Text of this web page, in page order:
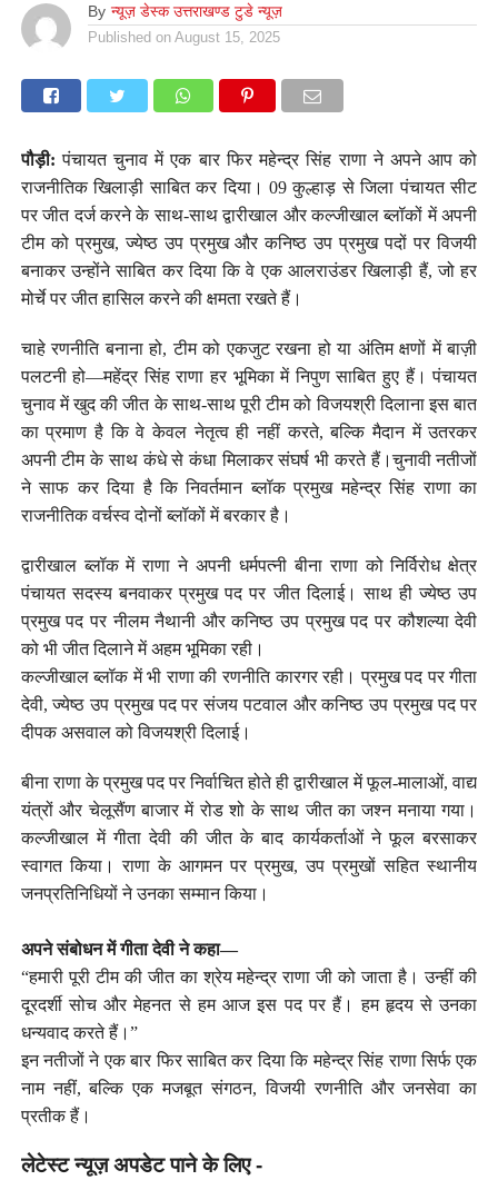
By न्यूज़ डेस्क उत्तराखण्ड टुडे न्यूज़
Published on August 15, 2025
पौड़ी:पंचायत चुनाव में एक बार फिर महेन्द्र सिंह राणा ने अपने आप को
राजनीतिक खिलाड़ी साबित कर दिया। 09 कुल्हाड़ से जिला पंचायत सीट
पर जीत दर्ज करने के साथ-साथ द्वारीखाल और कल्जीखाल ब्लॉकों में अपनी
टीम को प्रमुख, ज्येष्ठ उप प्रमुख और कनिष्ठ उप प्रमुख पदों पर विजयी
बनाकर उन्होंने साबित कर दिया कि वे एक आलराउंडर खिलाड़ी हैं, जो हर
मोर्चे पर जीत हासिल करने की क्षमता रखते हैं।
चाहे रणनीति बनाना हो, टीम को एकजुट रखना हो या अंतिम क्षणों में बाज़ी
पलटनी हो—महेंद्र सिंह राणा हर भूमिका में निपुण साबित हुए हैं। पंचायत
चुनाव में खुद की जीत के साथ-साथ पूरी टीम को विजयश्री दिलाना इस बात
का प्रमाण है कि वे केवल नेतृत्व ही नहीं करते, बल्कि मैदान में उतरकर
अपनी टीम के साथ कंधे से कंधा मिलाकर संघर्ष भी करते हैं।चुनावी नतीजों
ने साफ कर दिया है कि निवर्तमान ब्लॉक प्रमुख महेन्द्र सिंह राणा का
राजनीतिक वर्चस्व दोनों ब्लॉकों में बरकार है।
द्वारीखाल ब्लॉक में राणा ने अपनी धर्मपत्नी बीना राणा को निर्विरोध क्षेत्र
पंचायत सदस्य बनवाकर प्रमुख पद पर जीत दिलाई। साथ ही ज्येष्ठ उप
प्रमुख पद पर नीलम नैथानी और कनिष्ठ उप प्रमुख पद पर कौशल्या देवी
को भी जीत दिलाने में अहम भूमिका रही।
कल्जीखाल ब्लॉक में भी राणा की रणनीति कारगर रही। प्रमुख पद पर गीता
देवी, ज्येष्ठ उप प्रमुख पद पर संजय पटवाल और कनिष्ठ उप प्रमुख पद पर
दीपक असवाल को विजयश्री दिलाई।
बीना राणा के प्रमुख पद पर निर्वाचित होते ही द्वारीखाल में फूल-मालाओं, वाद्य
यंत्रों और चेलूसैंण बाजार में रोड शो के साथ जीत का जश्न मनाया गया।
कल्जीखाल में गीता देवी की जीत के बाद कार्यकर्ताओं ने फूल बरसाकर
स्वागत किया। राणा के आगमन पर प्रमुख, उप प्रमुखों सहित स्थानीय
जनप्रतिनिधियों ने उनका सम्मान किया।
अपने संबोधन में गीता देवी ने कहा—
“हमारी पूरी टीम की जीत का श्रेय महेन्द्र राणा जी को जाता है। उन्हीं की
दूरदर्शी सोच और मेहनत से हम आज इस पद पर हैं। हम हृदय से उनका
धन्यवाद करते हैं।”
इन नतीजों ने एक बार फिर साबित कर दिया कि महेन्द्र सिंह राणा सिर्फ एक
नाम नहीं, बल्कि एक मजबूत संगठन, विजयी रणनीति और जनसेवा का
प्रतीक हैं।
लेटेस्ट न्यूज़ अपडेट पाने के लिए -